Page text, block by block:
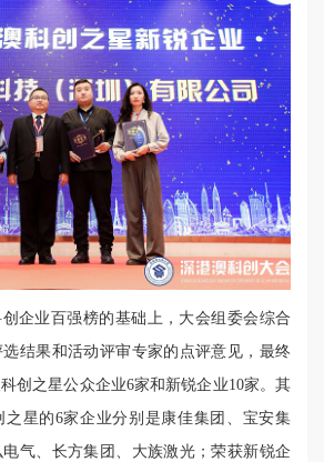
创企业百强榜的基础上，大会组委会综合
结果和活动评审专家的点评意见，最终
创之星公众企业6家和新锐企业10家。其
之星的6家企业分别是康佳集团、宝安集
气、长方集团、大族激光；荣获新锐企